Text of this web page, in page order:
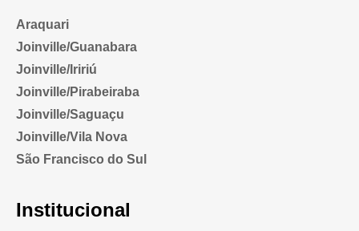
Araquari
Joinville/Guanabara
Joinville/Iririú
Joinville/Pirabeiraba
Joinville/Saguaçu
Joinville/Vila Nova
São Francisco do Sul
Institucional